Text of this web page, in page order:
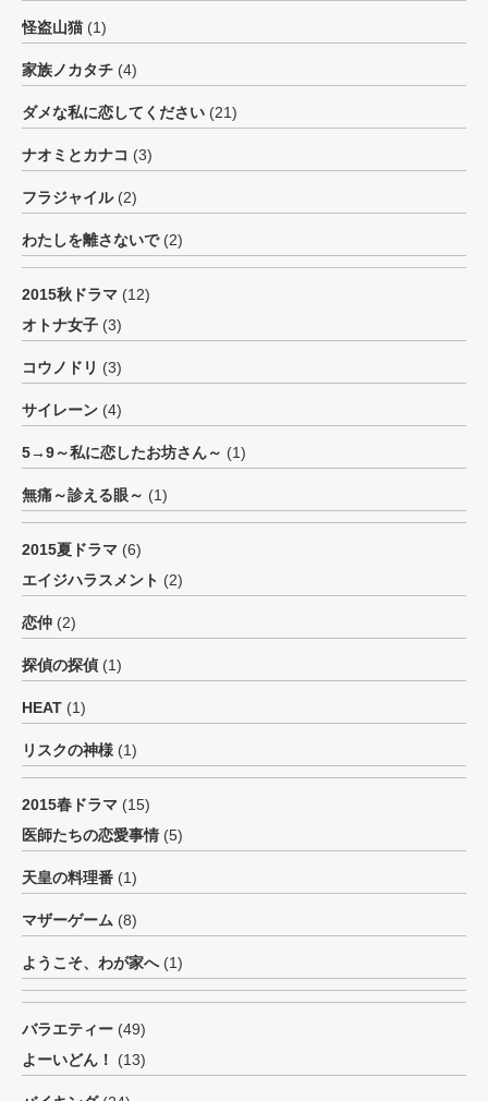
怪盗山猫 (1)
家族ノカタチ (4)
ダメな私に恋してください (21)
ナオミとカナコ (3)
フラジャイル(2)
わたしを離さないで(2)
2015秋ドラマ (12)
オトナ女子 (3)
コウノドリ (3)
サイレーン (4)
5→9～私に恋したお坊さん～ (1)
無痛～診える眼～ (1)
2015夏ドラマ (6)
エイジハラスメント (2)
恋仲 (2)
探偵の探偵 (1)
HEAT (1)
リスクの神様 (1)
2015春ドラマ (15)
医師たちの恋愛事情 (5)
天皇の料理番 (1)
マザーゲーム (8)
ようこそ、わが家へ (1)
バラエティー (49)
よーいどん！
(13)